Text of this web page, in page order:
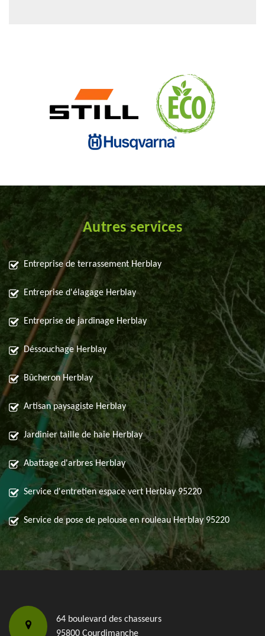
Autres services
Entreprise de terrassement Herblay
Entreprise d'élagage Herblay
Entreprise de jardinage Herblay
Déssouchage Herblay
Bûcheron Herblay
Artisan paysagiste Herblay
Jardinier taille de haie Herblay
Abattage d'arbres Herblay
Service d'entretien espace vert Herblay 95220
Service de pose de pelouse en rouleau Herblay 95220
64 boulevard des chasseurs
95800 Courdimanche